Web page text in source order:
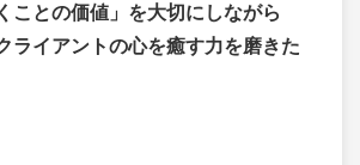
ことの価値」を大切にしながら
ライアントの心を癒す力を磨きた